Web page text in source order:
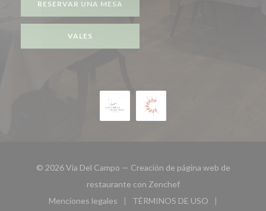
RESERVAR UNA MESA
VALES
© 2026 Via Del Campo — Creación de página web de
restaurante con Zenchef((abre en una nueva
Menciones legales
((abre en una nueva ventana))
TÉRMINOS DE USO
((abre en una nueva